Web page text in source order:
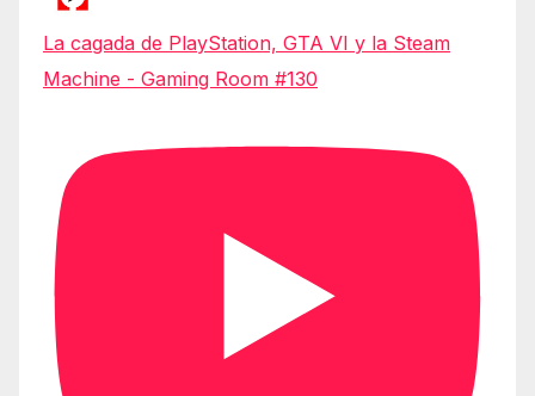
La cagada de PlayStation, GTA VI y la Steam
Machine - Gaming Room #130